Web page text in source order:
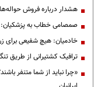
هشدار درباره فروش
صمصامی خطاب به پزشکیان:
خادمیان: هیچ شفیعی برای
ترافیک کشتیرانی از طریق تنگه هرمز
«چرا نباید از شما متنفر